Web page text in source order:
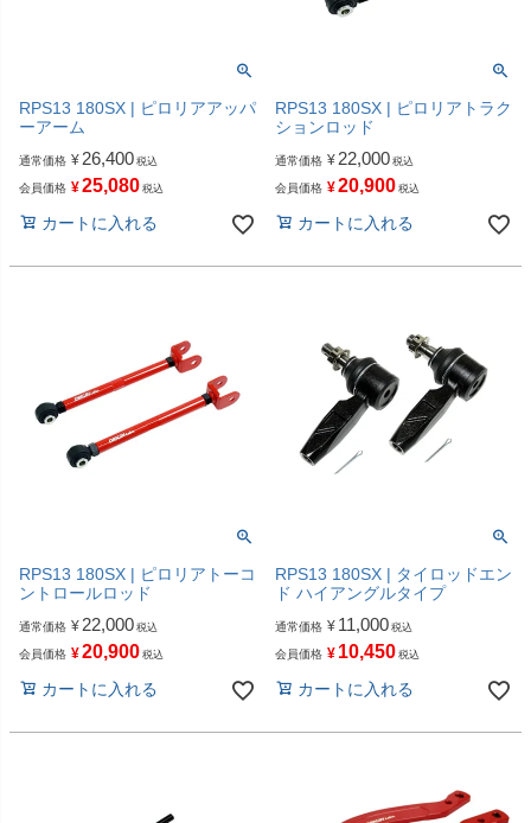
RPS13 180SX | ピロリアアッパ
ーアーム
通常価格 ¥ 26,400 税込
会員価格 ¥25,080 税込
カートに入れる
RPS13 180SX | ピロリアトラク
ションロッド
通常価格 ¥ 22,000 税込
会員価格 ¥20,900 税込
カートに入れる
RPS13 180SX | ピロリアトーコ
ントロールロッド
通常価格 ¥ 22,000 税込
会員価格 ¥20,900 税込
カートに入れる
RPS13 180SX | タイロッドエン
ド ハイアングルタイプ
通常価格 ¥ 11,000 税込
会員価格 ¥ 10,450 税込
カートに入れる